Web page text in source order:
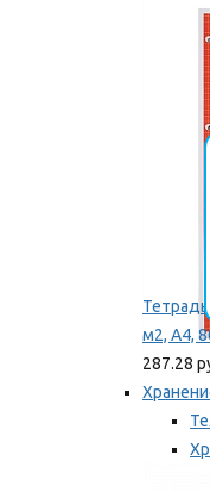
Мы
м2, А4,
287.28